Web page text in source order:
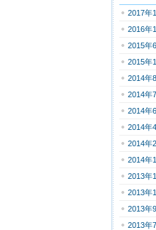
2017年
2016年
2015年
2015年
2014年
2014年
2014年
2014年
2014年
2014年
2013年
2013年
2013年
2013年